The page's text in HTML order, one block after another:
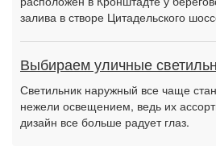
залива в створе Цитадельского
Выбираем уличные
Светильник наружный все чаще
нежели освещением, ведь их
дизайн все больше радует глаз.